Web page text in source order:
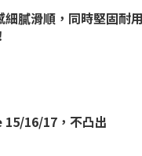
膩滑順，同時堅固
15/16/17，不凸出